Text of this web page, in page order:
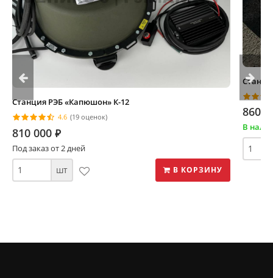
Станция РЭБ «Капюшон» К-12
4.6 (19 оценок)
810 000 ⃏
Под заказ от 2 дней
шт В КОРЗИНУ
860
В